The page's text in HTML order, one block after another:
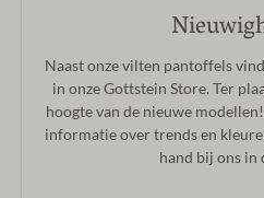
Naast onze vilten pantoffels
in onze Gottstein Store. Ter
hoogte van de nieuwe
informatie over trends en
hand bij ons in